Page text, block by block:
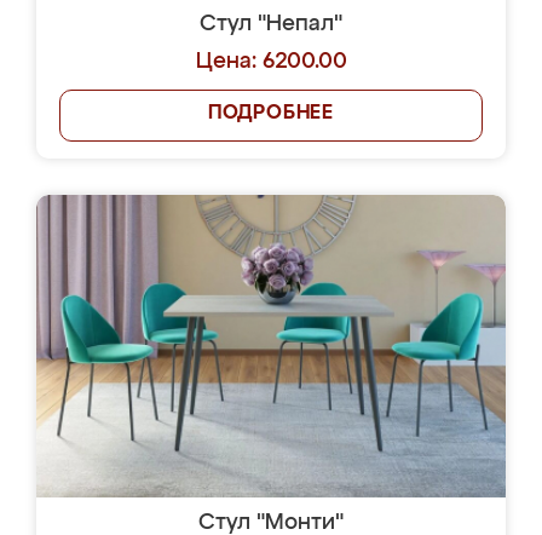
Стул "Непал"
Цена: 6200.00
ПОДРОБНЕЕ
Стул "Монти"